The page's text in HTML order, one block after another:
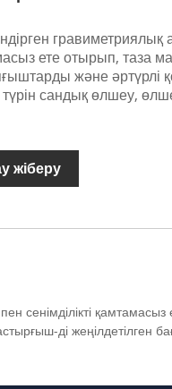
гравиметриялық
ете отырып, таза
және әртүрлі
сандық өлшеу,
жіберу
қамтамасыз
ді жеңілдетілген